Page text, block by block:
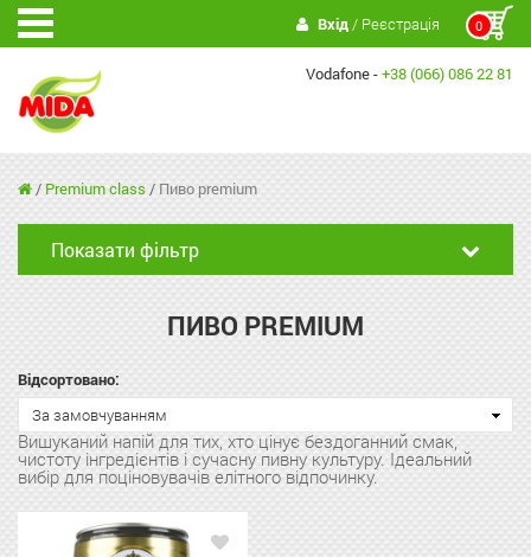
0
Вхід/ Реєстрація
Vodafone -+38 (066) 086 22 81
/ Premium class/ Пиво premium
Показати фільтр
ПИВО PREMIUM
Відсортовано:
За замовчуванням
Вишуканий напій для тих, хто цінує бездоганний смак,
чистоту інгредієнтів і сучасну пивну культуру. Ідеальний
вибір для поціновувачів елітного відпочинку.